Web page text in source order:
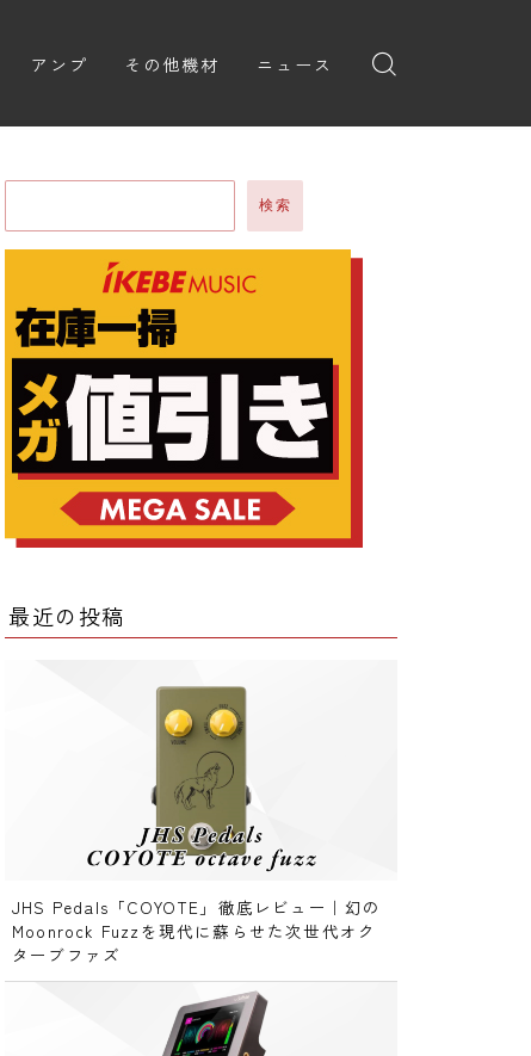
アンプ その他機材
アクセサリ
ニュース
弾いてみた
検索
最近の投稿
JHS Pedals「COYOTE」徹底レビュー｜幻の
Moonrock Fuzzを現代に蘇らせた次世代オク
ターブファズ